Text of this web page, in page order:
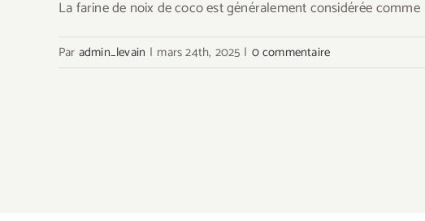
La farine de noix de coco est généralement considérée comme
Par admin_levain | mars 24th, 2025 | 0 commentaire